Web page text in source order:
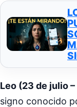
Leo (23 de julio
signo conocido